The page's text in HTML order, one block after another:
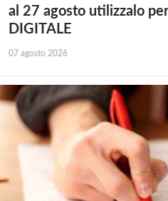
al 27 agosto utilizzalo
DIGITALE
07 agosto 2026